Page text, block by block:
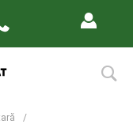
/